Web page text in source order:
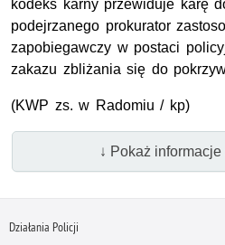
kodeks karny przewiduje karę
podejrzanego prokurator
zapobiegawczy w postaci
zakazu zbliżania się do
(KWP zs. w Radomiu / kp)
↓ Pokaż
Działania Policji